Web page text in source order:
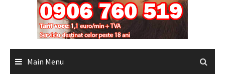
Main Menu